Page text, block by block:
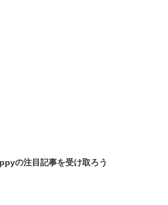
の注目記事を受け取ろう